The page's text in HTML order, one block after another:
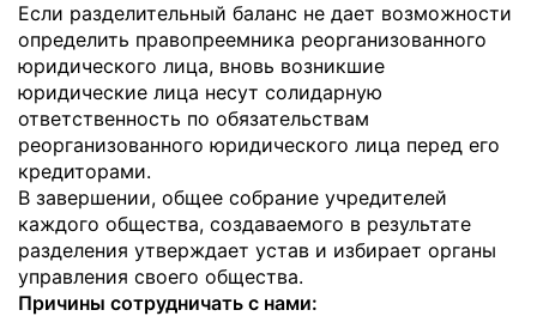
Если разделительный баланс не дает возможности
определить правопреемника реорганизованного
юридического лица, вновь возникшие
юридические лица несут солидарную
ответственность по обязательствам
реорганизованного юридического лица перед его
кредиторами.
В завершении, общее собрание учредителей
каждого общества, создаваемого в результате
разделения утверждает устав и избирает органы
управления своего общества.
Причины сотрудничать с нами: